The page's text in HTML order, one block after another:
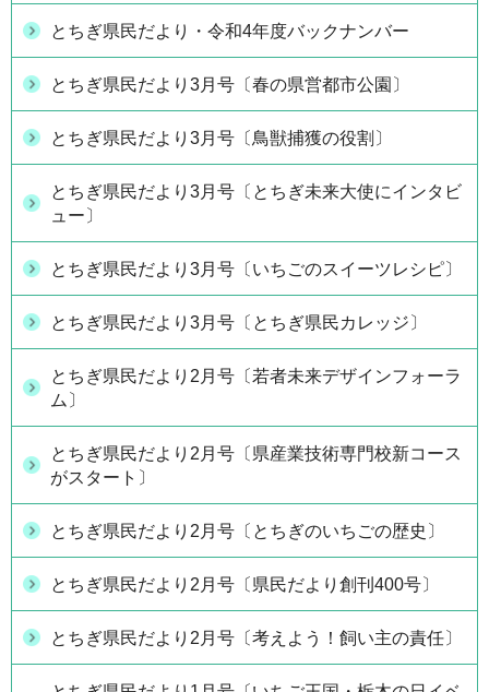
とちぎ県民だより・令和4年度バックナンバー
とちぎ県民だより3月号〔春の県営都市公園〕
とちぎ県民だより3月号〔鳥獣捕獲の役割〕
とちぎ県民だより3月号〔とちぎ未来大使にインタビ
ュー〕
とちぎ県民だより3月号〔いちごのスイーツレシピ〕
とちぎ県民だより3月号〔とちぎ県民カレッジ〕
とちぎ県民だより2月号〔若者未来デザインフォーラ
ム〕
とちぎ県民だより2月号〔県産業技術専門校新コース
がスタート〕
とちぎ県民だより2月号〔とちぎのいちごの歴史〕
とちぎ県民だより2月号〔県民だより創刊400号〕
とちぎ県民だより2月号〔考えよう！飼い主の責任〕